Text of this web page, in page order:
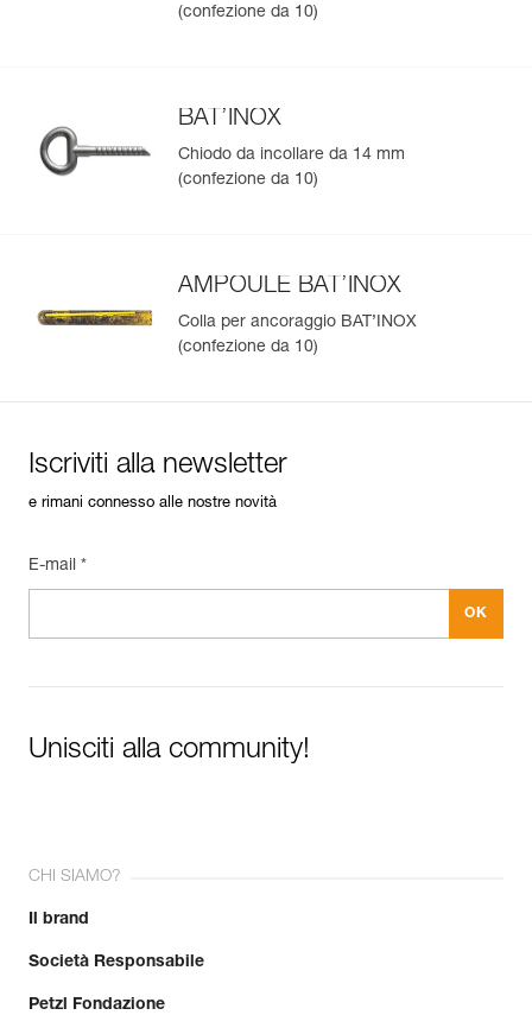
(confezione da 10)
BAT’INOX
Chiodo da incollare da 14 mm
(confezione da 10)
AMPOULE BAT’INOX
Colla per ancoraggio BAT’INOX
(confezione da 10)
Iscriviti alla newsletter
e rimani connesso alle nostre novità
E-mail *
Unisciti alla community!
CHI SIAMO?
Il brand
Società Responsabile
Petzl Fondazione